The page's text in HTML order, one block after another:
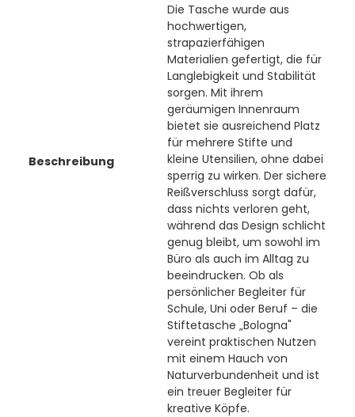
Beschreibung
Die Tasche wurde aus
hochwertigen,
strapazierfähigen
Materialien gefertigt, die für
Langlebigkeit und Stabilität
sorgen. Mit ihrem
geräumigen Innenraum
bietet sie ausreichend Platz
für mehrere Stifte und
kleine Utensilien, ohne dabei
sperrig zu wirken. Der sichere
Reißverschluss sorgt dafür,
dass nichts verloren geht,
während das Design schlicht
genug bleibt, um sowohl im
Büro als auch im Alltag zu
beeindrucken. Ob als
persönlicher Begleiter für
Schule, Uni oder Beruf – die
Stiftetasche „Bologna"
vereint praktischen Nutzen
mit einem Hauch von
Naturverbundenheit und ist
ein treuer Begleiter für
kreative Köpfe.